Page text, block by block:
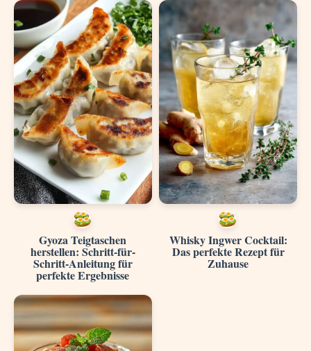
Gyoza Teigtaschen
herstellen: Schritt-für-
Schritt-Anleitung für
perfekte Ergebnisse
Whisky Ingwer Cocktail:
Das perfekte Rezept für
Zuhause